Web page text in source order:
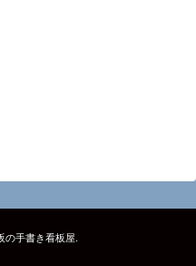
の手書き看板屋